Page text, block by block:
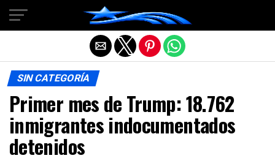
SIN CATEGORÍA
Primer mes de Trump: 18.762
inmigrantes indocumentados
detenidos
Salir de la versión móvil